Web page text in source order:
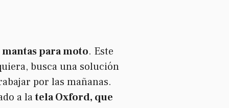
para moto. Este
busca una solución
por las mañanas.
a latela Oxford, que